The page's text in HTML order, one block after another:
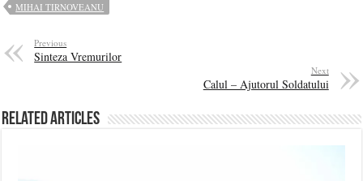
MIHAI TIRNOVEANU
Previous
Sinteza Vremurilor
Next
Calul – Ajutorul Soldatului
Related Articles